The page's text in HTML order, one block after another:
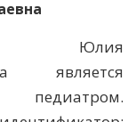
Юлия
является
педиатром.